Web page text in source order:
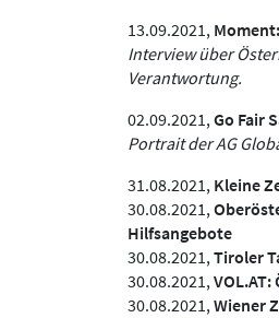
13.09.2021, Moment:
Interview über
Verantwortung.
02.09.2021, Go Fair
Portrait der AG
31.08.2021, Kleine
30.08.2021,
Hilfsangebote
30.08.2021, Tiroler
30.08.2021, VOL.AT:
30.08.2021, Wiener